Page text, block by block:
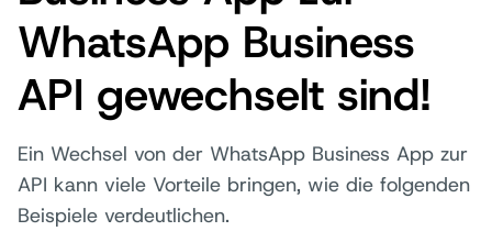
WhatsApp Business
API gewechselt sind!
Ein Wechsel von der WhatsApp Business App zur
API kann viele Vorteile bringen, wie die folgenden
Beispiele verdeutlichen.